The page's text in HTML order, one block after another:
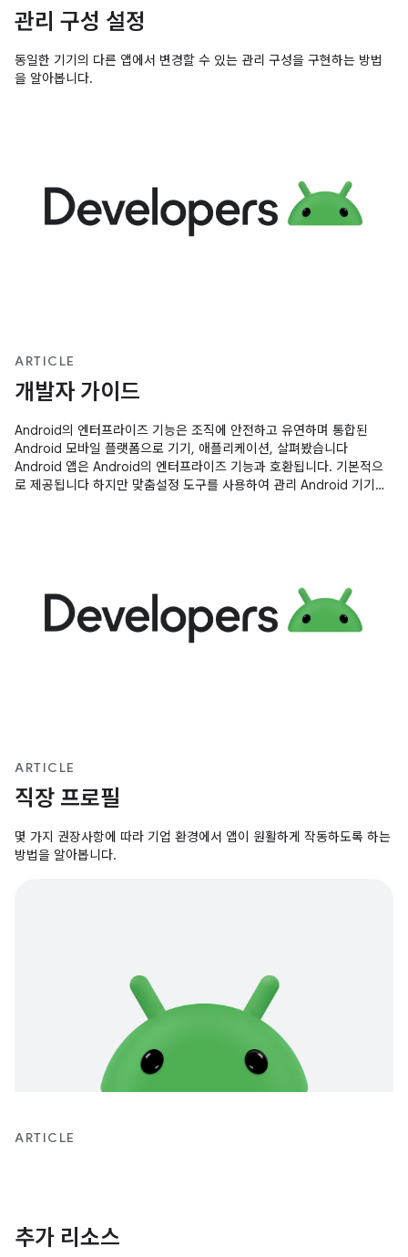
관리 구성 설정
동일한 기기의 다른 앱에서 변경할 수 있는 관리 구성을 구현하는 방법
을 알아봅니다.
ARTICLE
개발자 가이드
Android의 엔터프라이즈 기능은 조직에 안전하고 유연하며 통합된
Android 모바일 플랫폼으로 기기, 애플리케이션, 살펴봤습니다
Android 앱은 Android의 엔터프라이즈 기능과 호환됩니다. 기본적으
로 제공됩니다 하지만 맞춤설정 도구를 사용하여 관리 Android 기기에
ARTICLE
직장 프로필
몇 가지 권장사항에 따라 기업 환경에서 앱이 원활하게 작동하도록 하는
방법을 알아봅니다.
ARTICLE
추가 리소스